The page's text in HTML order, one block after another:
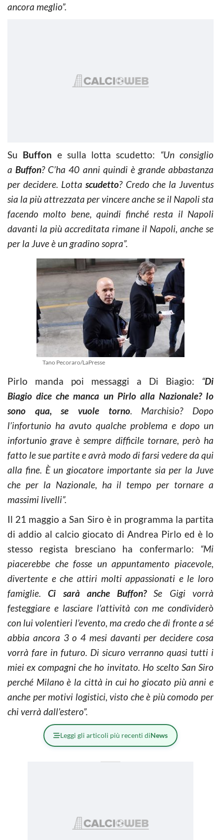
ancora meglio”.
Su Buffon e sulla lotta scudetto: “Un consiglio
aBuffon? C’ha 40 anni quindi è grande abbastanza
per decidere. Lottascudetto? Credo che la Juventus
sia la più attrezzata per vincere anche se il Napoli sta
facendo molto bene, quindi finché resta il Napoli
davanti la più accreditata rimane il Napoli, anche se
per la Juve è un gradino sopra”.
Tano Pecoraro/LaPresse
Pirlo manda poi messaggi a Di Biagio: “Di
Biagio dice che manca un Pirlo alla Nazionale? Io
sono qua, se vuole torno. Marchisio? Dopo
l’infortunio ha avuto qualche problema e dopo un
infortunio grave è sempre difficile tornare, però ha
fatto le sue partite e avrà modo di farsi vedere da qui
alla fine. È un giocatore importante sia per la Juve
che per la Nazionale, ha il tempo per tornare a
massimi livelli”.
Il 21 maggio a San Siro è in programma la partita
di addio al calcio giocato di Andrea Pirlo ed è lo
stesso regista bresciano ha confermarlo: “Mi
piacerebbe che fosse un appuntamento piacevole,
divertente e che attiri molti appassionati e le loro
famiglie.Ci sarà anche Buffon?Se Gigi vorrà
festeggiare e lasciare l’attività con me condividerò
con lui volentieri l’evento, ma credo che di fronte a sé
abbia ancora 3 o 4 mesi davanti per decidere cosa
vorrà fare in futuro. Di sicuro verranno quasi tutti i
miei ex compagni che ho invitato. Ho scelto San Siro
perché Milano è la città in cui ho giocato più anni e
anche per motivi logistici, visto che è più comodo per
chi verrà dall’estero”.
Leggi gli articoli più recenti diNews